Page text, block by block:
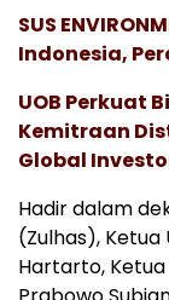
SUS
Indonesia,
UOB Perkuat
Kemitraan
Global
Hadir dalam
(Zulhas),
Hartarto, Ketua